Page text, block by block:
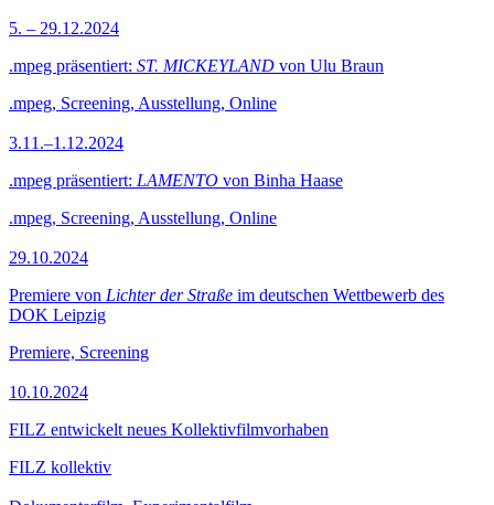
5. – 29.12.2024
.mpeg präsentiert: ST. MICKEYLAND von Ulu Braun
.mpeg, Screening, Ausstellung, Online
3.11.–1.12.2024
.mpeg präsentiert: LAMENTO von Binha Haase
.mpeg, Screening, Ausstellung, Online
29.10.2024
Premiere von Lichter der Straße im deutschen Wettbewerb des
DOK Leipzig
Premiere, Screening
10.10.2024
FILZ entwickelt neues Kollektivfilmvorhaben
FILZ kollektiv